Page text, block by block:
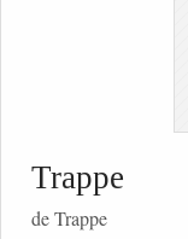
Trappe
de Trappe